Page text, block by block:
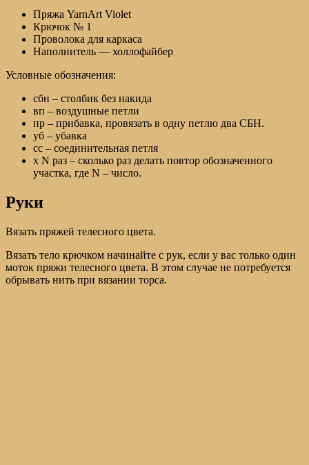
Пряжа YarnArt Violet
Крючок № 1
Проволока для каркаса
Наполнитель — холлофайбер
Условные обозначения:
сбн – столбик без накида
вп – воздушные петли
пр – прибавка, провязать в одну петлю два СБН.
уб – убавка
сс – соединительная петля
х N раз – сколько раз делать повтор обозначенного
участка, где N – число.
Руки
Вязать пряжей телесного цвета.
Вязать тело крючком начинайте с рук, если у вас только один
моток пряжи телесного цвета. В этом случае не потребуется
обрывать нить при вязании торса.